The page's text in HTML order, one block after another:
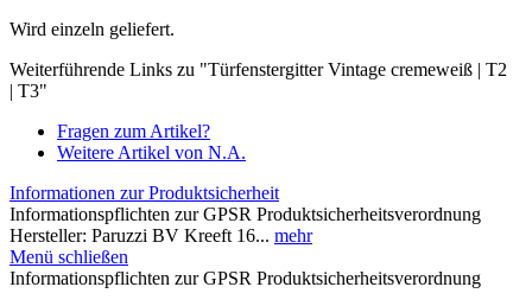
Wird einzeln geliefert.
Weiterführende Links zu "Türfenstergitter Vintage cremeweiß | T2
| T3"
Fragen zum Artikel?
Weitere Artikel von N.A.
Informationen zur Produktsicherheit
Informationspflichten zur GPSR Produktsicherheitsverordnung
Hersteller: Paruzzi BV Kreeft 16... mehr
Menü schließen
Informationspflichten zur GPSR Produktsicherheitsverordnung